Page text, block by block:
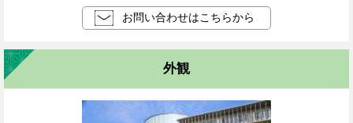
お問い合わせはこちらから
外観